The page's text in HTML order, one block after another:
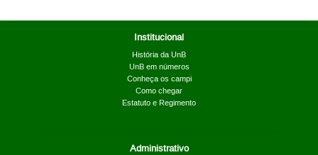
Institucional
História da UnB
UnB em números
Conheça os campi
Como chegar
Estatuto e Regimento
Administrativo